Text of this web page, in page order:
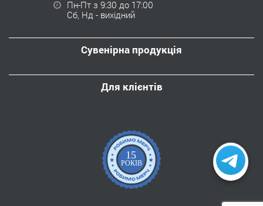
Пн-Пт з 9:30 до 17:00
Сб, Нд - вихідний
Сувенірна продукція
Для клієнтів
15
РОКІВ